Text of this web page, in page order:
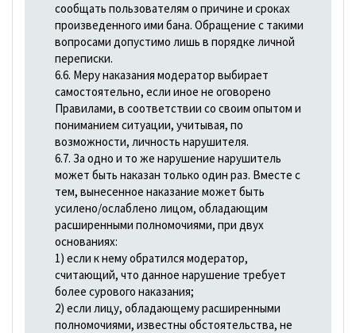
сообщать пользователям о причине и сроках
произведенного ими бана. Обращение с такими
вопросами допустимо лишь в порядке личной
переписки.
6.6. Меру наказания модератор выбирает
самостоятельно, если иное не оговорено
Правилами, в соответствии со своим опытом и
пониманием ситуации, учитывая, по
возможности, личность нарушителя.
6.7. За одно и то же нарушение нарушитель
может быть наказан только один раз. Вместе с
тем, вынесенное наказание может быть
усилено/ослаблено лицом, обладающим
расширенными полномочиями, при двух
основаниях:
1) если к нему обратился модератор,
считающий, что данное нарушение требует
более сурового наказания;
2) если лицу, обладающему расширенными
полномочиями, известны обстоятельства, не